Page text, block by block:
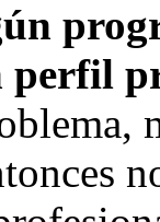
perfil